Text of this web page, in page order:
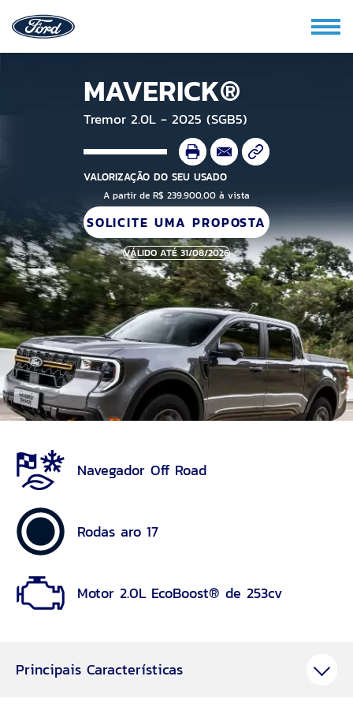
MAVERICK®
Tremor 2.0L - 2025 (SGB5)
VALORIZAÇÃO DO SEU USADO
A partir de R$ 239.900,00 à vista
SOLICITE UMA PROPOSTA
VÁLIDO ATÉ 31/08/2026
Navegador Off Road
Rodas aro 17
Motor 2.0L EcoBoost® de 253cv
Principais Características